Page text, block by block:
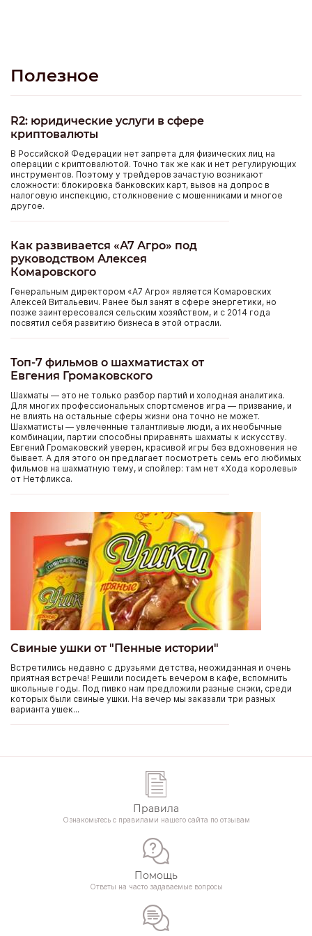
Полезное
R2: юридические услуги в сфере
криптовалюты
В Российской Федерации нет запрета для физических лиц на
операции с криптовалютой. Точно так же как и нет регулирующих
инструментов. Поэтому у трейдеров зачастую возникают
сложности: блокировка банковских карт, вызов на допрос в
налоговую инспекцию, столкновение с мошенниками и многое
другое.
Как развивается «А7 Агро» под
руководством Алексея
Комаровского
Генеральным директором «А7 Агро» является Комаровских
Алексей Витальевич. Ранее был занят в сфере энергетики, но
позже заинтересовался сельским хозяйством, и с 2014 года
посвятил себя развитию бизнеса в этой отрасли.
Топ-7 фильмов о шахматистах от
Евгения Громаковского
Шахматы — это не только разбор партий и холодная аналитика.
Для многих профессиональных спортсменов игра — призвание, и
не влиять на остальные сферы жизни она точно не может.
Шахматисты — увлеченные талантливые люди, а их необычные
комбинации, партии способны приравнять шахматы к искусству.
Евгений Громаковский уверен, красивой игры без вдохновения не
бывает. А для этого он предлагает посмотреть семь его любимых
фильмов на шахматную тему, и спойлер: там нет «Хода королевы»
от Нетфликса.
Свиные ушки от "Пенные истории"
Встретились недавно с друзьями детства, неожиданная и очень
приятная встреча! Решили посидеть вечером в кафе, вспомнить
школьные годы. Под пивко нам предложили разные снэки, среди
которых были свиные ушки. На вечер мы заказали три разных
варианта ушек...
Правила
Ознакомьтесь с правилами нашего сайта по отзывам
Помощь
Ответы на часто задаваемые вопросы